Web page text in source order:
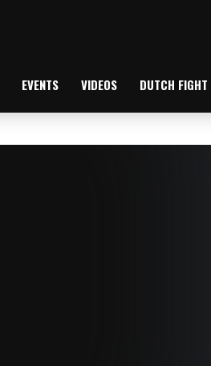
EVENTS VIDEOS DUTCH